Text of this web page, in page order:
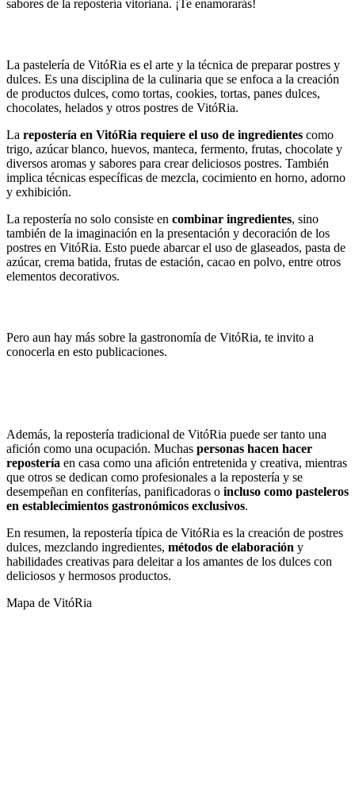
sabores de la repostería vitoriana. ¡Te enamorarás!
La pastelería de VitóRia es el arte y la técnica de preparar postres y
dulces. Es una disciplina de la culinaria que se enfoca a la creación
de productos dulces, como tortas, cookies, tortas, panes dulces,
chocolates, helados y otros postres de VitóRia.
La repostería en VitóRia requiere el uso de ingredientes como
trigo, azúcar blanco, huevos, manteca, fermento, frutas, chocolate y
diversos aromas y sabores para crear deliciosos postres. También
implica técnicas específicas de mezcla, cocimiento en horno, adorno
y exhibición.
La repostería no solo consiste en combinar ingredientes, sino
también de la imaginación en la presentación y decoración de los
postres en VitóRia. Esto puede abarcar el uso de glaseados, pasta de
azúcar, crema batida, frutas de estación, cacao en polvo, entre otros
elementos decorativos.
Pero aun hay más sobre la gastronomía de VitóRia, te invito a
conocerla en esto publicaciones.
Además, la repostería tradicional de VitóRia puede ser tanto una
afición como una ocupación. Muchas personas hacen hacer
repostería en casa como una afición entretenida y creativa, mientras
que otros se dedican como profesionales a la repostería y se
desempeñan en confiterías, panificadoras o incluso como pasteleros
en establecimientos gastronómicos exclusivos.
En resumen, la repostería típica de VitóRia es la creación de postres
dulces, mezclando ingredientes, métodos de elaboración y
habilidades creativas para deleitar a los amantes de los dulces con
deliciosos y hermosos productos.
Mapa de VitóRia